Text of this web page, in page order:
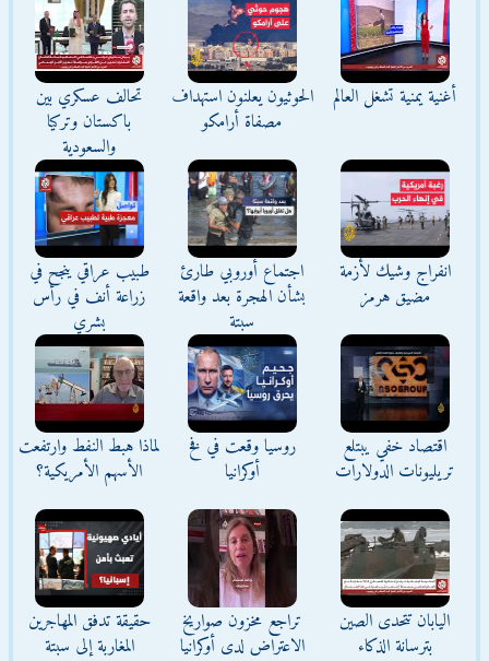
أغنية يمنية تشغل العالم
الحوثيون يعلنون استهداف
مصفاة أرامكو
تحالف عسكري بين
باكستان وتركيا
والسعودية
انفراج وشيك لأزمة
مضيق هرمز
اجتماع أوروبي طارئ
بشأن الهجرة بعد واقعة
سبتة
طبيب عراقي ينجح في
زراعة أنف في رأس
بشري
اقتصاد خفي يبتلع
تريليونات الدولارات
روسيا وقعت في فخ
أوكرانيا
لماذا هبط النفط وارتفعت
الأسهم الأمريكية؟
اليابان تتحدى الصين
بترسانة الذكاء
تراجع مخزون صواريخ
الاعتراض لدى أوكرانيا
حقيقة تدفق المهاجرين
المغاربة إلى سبتة